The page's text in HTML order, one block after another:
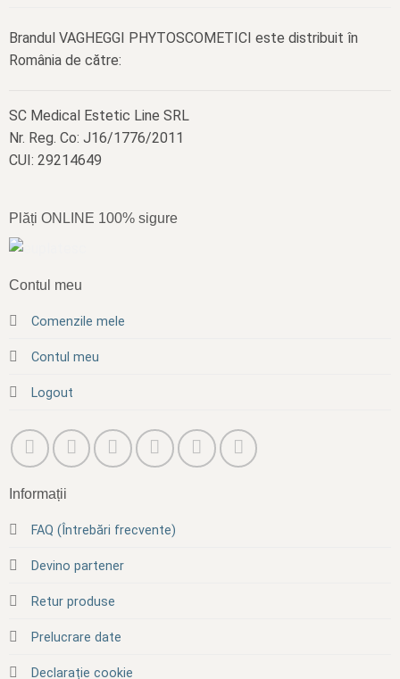
Brandul VAGHEGGI PHYTOSCOMETICI este distribuit în
România de către:
SC Medical Estetic Line SRL
Nr. Reg. Co: J16/1776/2011
CUI: 29214649
Plăți ONLINE 100% sigure
Contul meu
Comenzile mele
Contul meu
Logout
Informații
FAQ (Întrebări frecvente)
Devino partener
Retur produse
Prelucrare date
Declarație cookie